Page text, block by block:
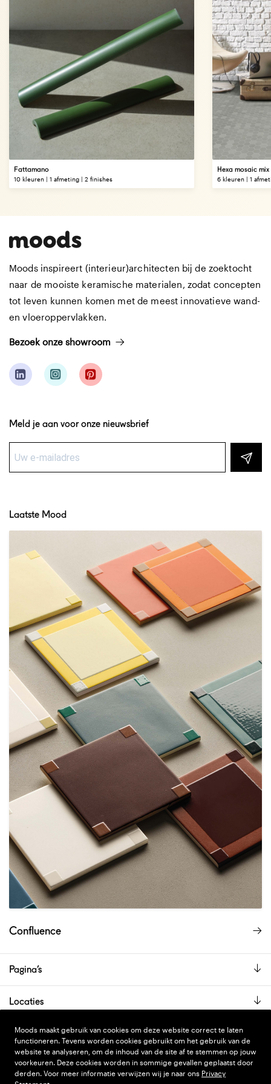
Fattamano
10 kleuren | 1 afmeting | 2 finishes
Hexa mosaic mix
6 kleuren | 1
Moods inspireert (interieur)architecten bij de zoektocht
naar de mooiste keramische materialen, zodat concepten
tot leven kunnen komen met de meest innovatieve wand-
en vloeroppervlakken.
Bezoek onze showroom
Meld je aan voor onze nieuwsbrief
Laatste Mood
Confluence
Pagina’s
Locaties
De showroom is alleen op afspraak geopend.
PRIVACY STATEMENT DESIGN WONDERLAND
Moods maakt gebruik van cookies om deze website correct te laten
functioneren. Tevens worden cookies gebruikt om het gebruik van de
website te analyseren, om de inhoud van de site af te stemmen op jouw
voorkeuren. Deze cookies worden in sommige gevallen geplaatst door
derden. Voor meer informatie verwijzen wij je naar ons Privacy